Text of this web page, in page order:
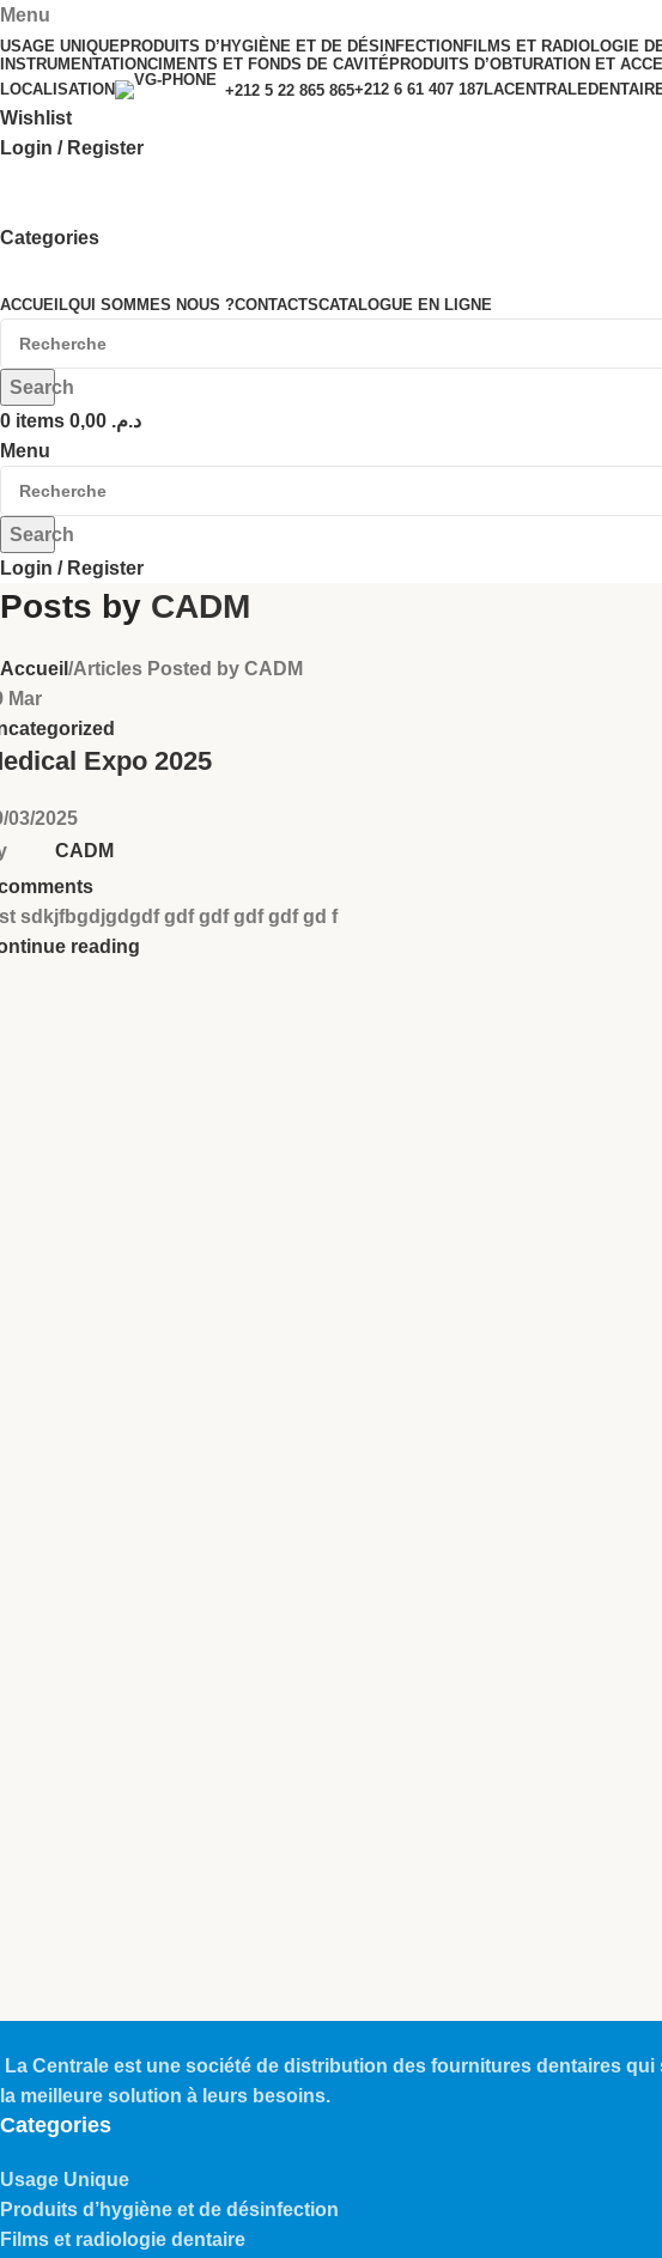
Menu
USAGE UNIQUEPRODUITS D’HYGIÈNE ET DE DÉSINFECTION FILMS ET RADIOLOGIE
INSTRUMENTATIONCIMENTS ET FONDS DE CAVITÉPRODUITS D’OBTURATION ET
LOCALISATION
+212 5 22 865 865+212 6 61 407 187
Wishlist
Login / Register
Categories
ACCUEILQUI SOMMES NOUS ?CONTACTSCATALOGUE EN LIGNE
Search
0 items د.م.
Menu
Search
Login / Register
Posts by CADM
Accueil Articles Posted by CADM
Mar
Expo 2025
03/2025
CADM
sdkjfbgdjgdgdf gdf gdf gdf gdf gd f
reading
La Centrale est une société de distribution des fournitures dentaires
la meilleure solution à leurs besoins.
Categories
Usage Unique
Produits d’hygiène et de désinfection
Films et radiologie dentaire